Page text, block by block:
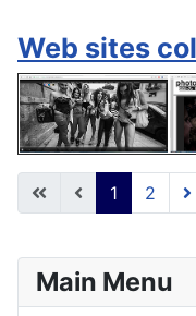
Web sites
1 2
Main Menu